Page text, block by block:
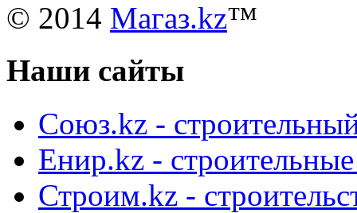
© 2014 Магаз.kz™
Наши сайты
Союз.kz -
Енир.kz -
Строим.kz -